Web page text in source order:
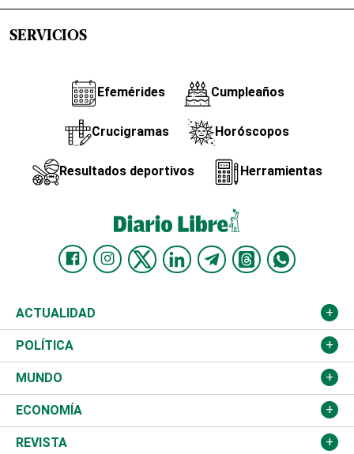
SERVICIOS
Efemérides Cumpleaños
Crucigramas Horóscopos
Resultados deportivos Herramientas
ACTUALIDAD
Nacional
Ciudad
Educación
Salud
POLÍTICA
Partidos
JCE
TSE
MUNDO
Estados Unidos
América Latina
ECONOMÍA
Finanzas
REVISTA